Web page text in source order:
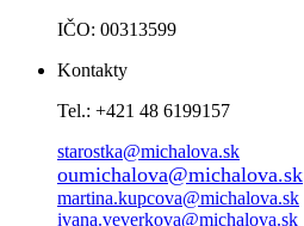
IČO: 00313599
Kontakty
Tel.: +421 48 6199157
starostka@michalova.sk
oumichalova@michalova.sk
martina.kupcova@michalova.sk
ivana.veverkova@michalova.sk